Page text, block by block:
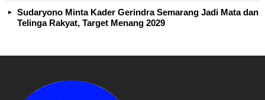
Sudaryono Minta Kader Gerindra Semarang Jadi Mata dan
Telinga Rakyat, Target Menang 2029